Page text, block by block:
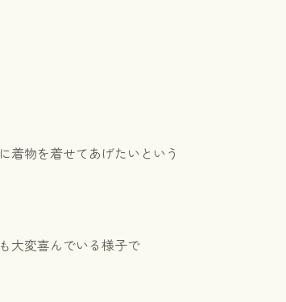
着物を着せてあげたいという
大変喜んでいる様子で